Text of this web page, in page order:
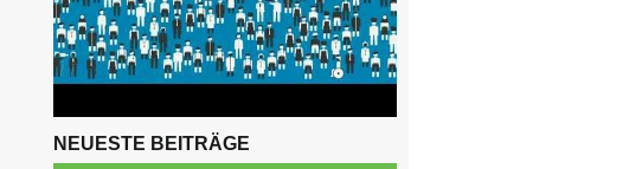
NEUESTE BEITRÄGE